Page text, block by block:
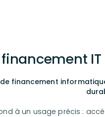
financement
à un usage précis :